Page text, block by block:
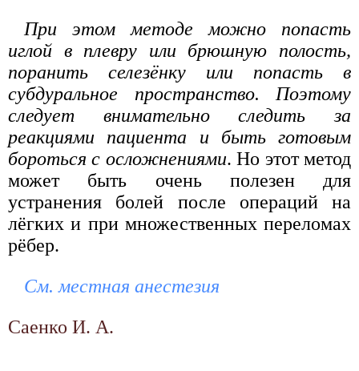
При этом методе можно попасть
иглой в плевру или брюшную полость,
поранить селезёнку или попасть в
субдуральное пространство. Поэтому
следует внимательно следить за
реакциями пациента и быть готовым
бороться с осложнениями. Но этот метод
может быть очень полезен для
устранения болей после операций на
лёгких и при множественных переломах
рёбер.
См. местная анестезия
Саенко И. А.